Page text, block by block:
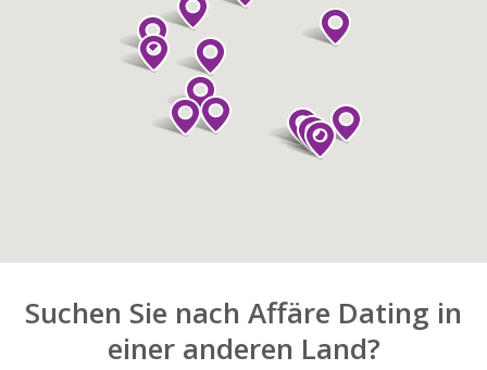
Suchen Sie nach Affäre Dating in
einer anderen Land?